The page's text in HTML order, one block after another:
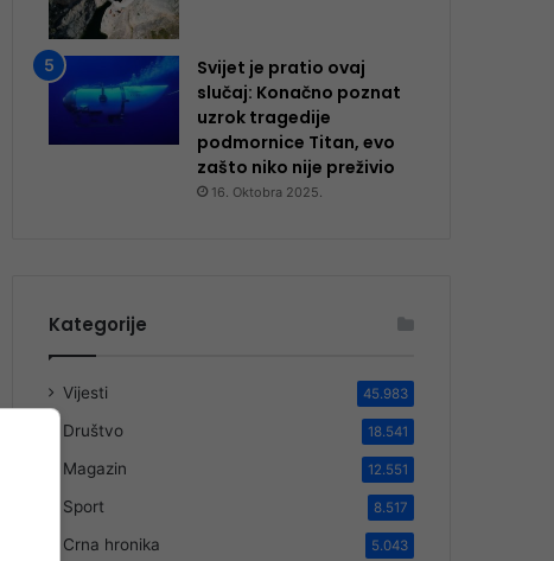
Svijet je pratio ovaj
slučaj: Konačno poznat
uzrok tragedije
podmornice Titan, evo
zašto niko nije preživio
16. Oktobra 2025.
Kategorije
Vijesti 45.983
Društvo 18.541
Magazin 12.551
Sport 8.517
Crna hronika 5.043